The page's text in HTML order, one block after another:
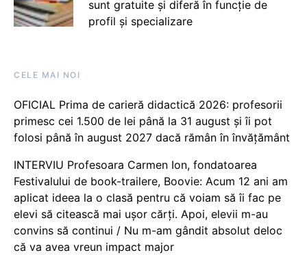
sunt gratuite și diferă în funcție de
profil și specializare
CELE MAI NOI
OFICIAL Prima de carieră didactică 2026: profesorii
primesc cei 1.500 de lei până la 31 august și îi pot
folosi până în august 2027 dacă rămân în învățământ
INTERVIU Profesoara Carmen Ion, fondatoarea
Festivalului de book-trailere, Boovie: Acum 12 ani am
aplicat ideea la o clasă pentru că voiam să îi fac pe
elevi să citească mai ușor cărți. Apoi, elevii m-au
convins să continui / Nu m-am gândit absolut deloc
că va avea vreun impact major